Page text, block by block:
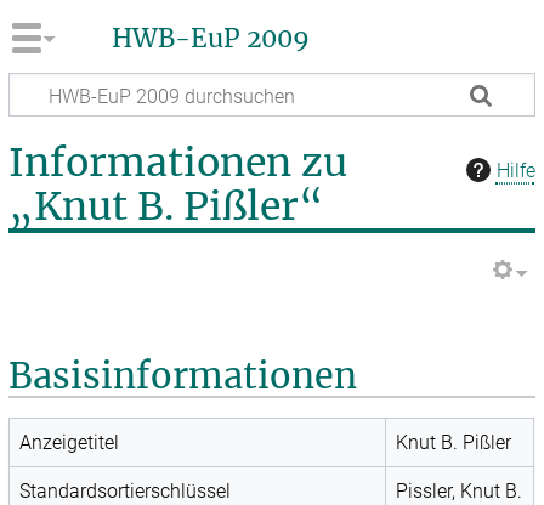
HWB-EuP 2009
Hilfe
Informationen zu
„Knut B. Pißler“
Basisinformationen
Anzeigetitel Knut B. Pißler
Standardsortierschlüssel Pissler, Knut B.